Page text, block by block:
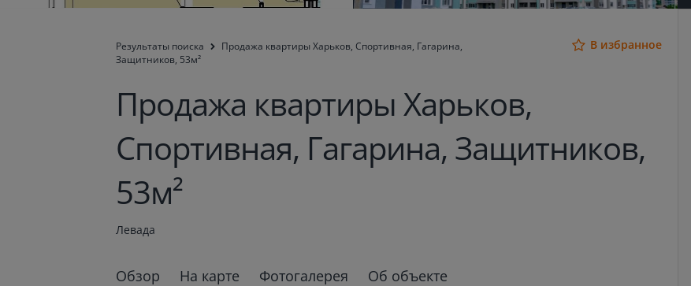
Результаты поиска
Продажа квартиры Харьков, Спортивная, Гагарина,
Защитников, 53м²
В избранное
Продажа квартиры Харьков,
Спортивная, Гагарина, Защитников,
53м²
Левада
Обзор На карте Фотогалерея Об объекте